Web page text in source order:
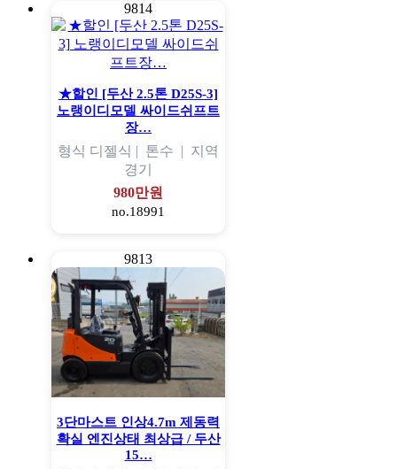
9814
★할인 [두산 2.5톤 D25S-3]
노랭이디모델 싸이드쉬프트
장…
형식 디젤식 | 톤수 | 지역
경기
980만원
no.18991
9813
3단마스트 인상4.7m 제동력
확실 엔진상태 최상급 / 두산
15…